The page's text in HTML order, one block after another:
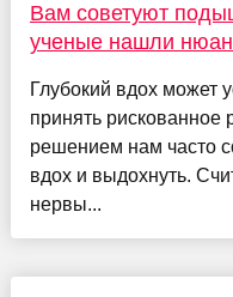
Вам советуют
ученые нашли
Глубокий вдох может
принять
решением нам часто
вдох и выдохнуть.
нервы...